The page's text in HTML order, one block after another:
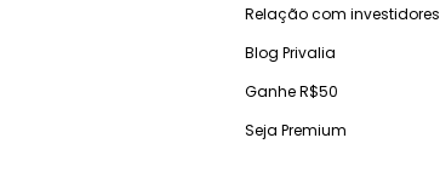
Relação com investidores
Blog Privalia
Ganhe R$50
Seja Premium